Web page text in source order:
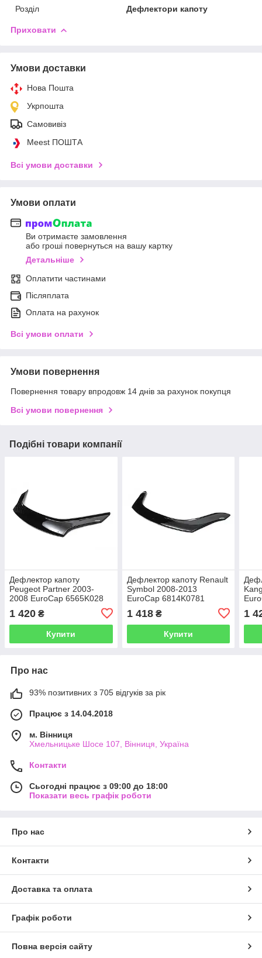
Розділ
Дефлектори капоту
Приховати
Умови доставки
Нова Пошта
Укрпошта
Самовивіз
Meest ПОШТА
Всі умови доставки
Умови оплати
Ви отримаєте замовлення
або гроші повернуться на вашу картку
Детальніше
Оплатити частинами
Післяплата
Оплата на рахунок
Всі умови оплати
Умови повернення
Повернення товару впродовж 14 днів за рахунок покупця
Всі умови повернення
Подібні товари компанії
Дефлектор капоту
Peugeot Partner 2003-
2008 EuroCap 6565K028
1 420 ₴
Купити
Дефлектор капоту Renault
Symbol 2008-2013
EuroCap 6814K0781
1 418₴
Купити
1
Про нас
93% позитивних з 705 відгуків за рік
Працює з 14.04.2018
м. Вінниця
Хмельницьке Шосе 107, Вінниця, Україна
Контакти
Сьогодні працює з 09:00 до 18:00
Показати весь графік роботи
Про нас
Контакти
Доставка та оплата
Графік роботи
Повна версія сайту